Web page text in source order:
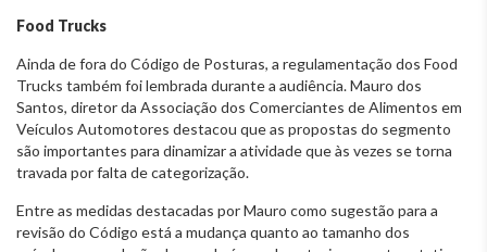
Food Trucks
Ainda de fora do Código de Posturas, a regulamentação dos Food
Trucks também foi lembrada durante a audiência. Mauro dos
Santos, diretor da Associação dos Comerciantes de Alimentos em
Veículos Automotores destacou que as propostas do segmento
são importantes para dinamizar a atividade que às vezes se torna
travada por falta de categorização.
Entre as medidas destacadas por Mauro como sugestão para a
revisão do Código está a mudança quanto ao tamanho dos